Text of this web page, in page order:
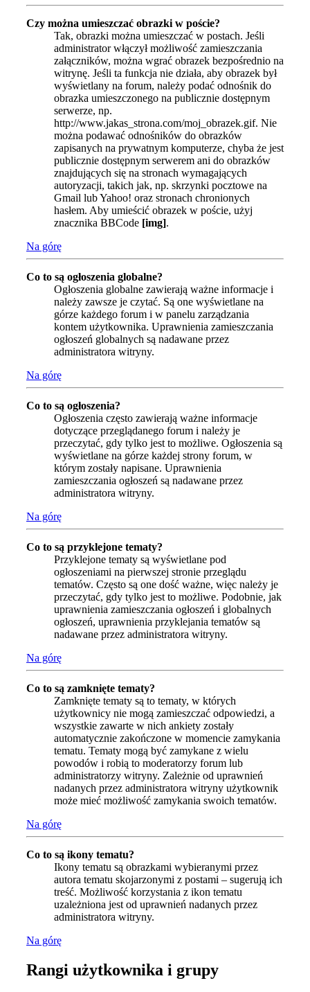
Czy można umieszczać obrazki w poście?
Tak, obrazki można umieszczać w postach. Jeśli
administrator włączył możliwość zamieszczania
załączników, można wgrać obrazek bezpośrednio na
witrynę. Jeśli ta funkcja nie działa, aby obrazek był
wyświetlany na forum, należy podać odnośnik do
obrazka umieszczonego na publicznie dostępnym
serwerze, np.
http://www.jakas_strona.com/moj_obrazek.gif. Nie
można podawać odnośników do obrazków
zapisanych na prywatnym komputerze, chyba że jest
publicznie dostępnym serwerem ani do obrazków
znajdujących się na stronach wymagających
autoryzacji, takich jak, np. skrzynki pocztowe na
Gmail lub Yahoo! oraz stronach chronionych
hasłem. Aby umieścić obrazek w poście, użyj
znacznika BBCode [img].
Na górę
Co to są ogłoszenia globalne?
Ogłoszenia globalne zawierają ważne informacje i
należy zawsze je czytać. Są one wyświetlane na
górze każdego forum i w panelu zarządzania
kontem użytkownika. Uprawnienia zamieszczania
ogłoszeń globalnych są nadawane przez
administratora witryny.
Na górę
Co to są ogłoszenia?
Ogłoszenia często zawierają ważne informacje
dotyczące przeglądanego forum i należy je
przeczytać, gdy tylko jest to możliwe. Ogłoszenia są
wyświetlane na górze każdej strony forum, w
którym zostały napisane. Uprawnienia
zamieszczania ogłoszeń są nadawane przez
administratora witryny.
Na górę
Co to są przyklejone tematy?
Przyklejone tematy są wyświetlane pod
ogłoszeniami na pierwszej stronie przeglądu
tematów. Często są one dość ważne, więc należy je
przeczytać, gdy tylko jest to możliwe. Podobnie, jak
uprawnienia zamieszczania ogłoszeń i globalnych
ogłoszeń, uprawnienia przyklejania tematów są
nadawane przez administratora witryny.
Na górę
Co to są zamknięte tematy?
Zamknięte tematy są to tematy, w których
użytkownicy nie mogą zamieszczać odpowiedzi, a
wszystkie zawarte w nich ankiety zostały
automatycznie zakończone w momencie zamykania
tematu. Tematy mogą być zamykane z wielu
powodów i robią to moderatorzy forum lub
administratorzy witryny. Zależnie od uprawnień
nadanych przez administratora witryny użytkownik
może mieć możliwość zamykania swoich tematów.
Na górę
Co to są ikony tematu?
Ikony tematu są obrazkami wybieranymi przez
autora tematu skojarzonymi z postami – sugerują ich
treść. Możliwość korzystania z ikon tematu
uzależniona jest od uprawnień nadanych przez
administratora witryny.
Na górę
Rangi użytkownika i grupy